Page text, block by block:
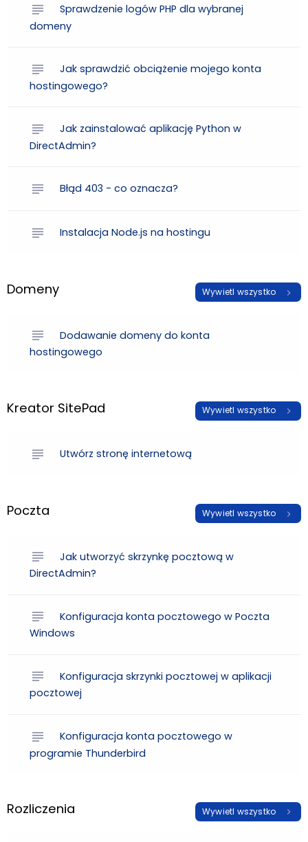
subject
Sprawdzenie logów PHP dla wybranej
domeny
subject
Jak sprawdzić obciążenie mojego konta
hostingowego?
subject
Jak zainstalować aplikację Python w
DirectAdmin?
subject Błąd 403 - co oznacza?
subject Instalacja Node.js na hostingu
Domeny Wywietl wszystko chevron_right
subject
Dodawanie domeny do konta
hostingowego
Kreator SitePad Wywietl wszystko chevron_right
subject Utwórz stronę internetową
Poczta Wywietl wszystko chevron_right
subject
Jak utworzyć skrzynkę pocztową w
DirectAdmin?
subject
Konfiguracja konta pocztowego w Poczta
Windows
subject
Konfiguracja skrzynki pocztowej w aplikacji
pocztowej
subject
Konfiguracja konta pocztowego w
programie Thunderbird
Rozliczenia Wywietl wszystko chevron_right